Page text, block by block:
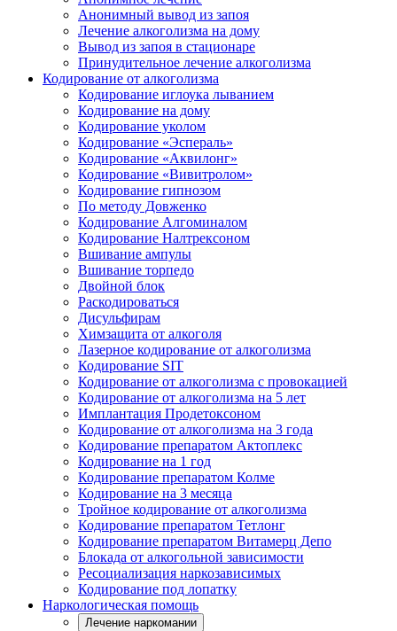
Анонимный вывод из запоя
Лечение алкоголизма на дому
Вывод из запоя в стационаре
Принудительное лечение алкоголизма
Кодирование от алкоголизма
Кодирование иглоука лыванием
Кодирование на дому
Кодирование уколом
Кодирование «Эспераль»
Кодирование «Аквилонг»
Кодирование «Вивитролом»
Кодирование гипнозом
По методу Довженко
Кодирование Алгоминалом
Кодирование Налтрексоном
Вшивание ампулы
Вшивание торпедо
Двойной блок
Раскодироваться
Дисульфирам
Химзащита от алкоголя
Лазерное кодирование от алкоголизма
Кодирование SIT
Кодирование от алкоголизма с провокацией
Кодирование от алкоголизма на 5 лет
Имплантация Продетоксоном
Кодирование от алкоголизма на 3 года
Кодирование препаратом Актоплекс
Кодирование на 1 год
Кодирование препаратом Колме
Кодирование на 3 месяца
Тройное кодирование от алкоголизма
Кодирование препаратом Тетлонг
Кодирование препаратом Витамерц Депо
Блокада от алкогольной зависимости
Ресоциализация наркозависимых
Кодирование под лопатку
Наркологическая помощь
Лечение наркомании